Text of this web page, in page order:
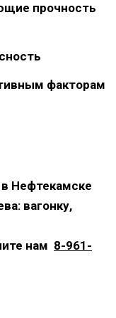
прочность
факторам
в Нефтекамске
вагонку,
нам 8-961-